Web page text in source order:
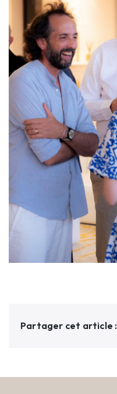
Partager cet article :